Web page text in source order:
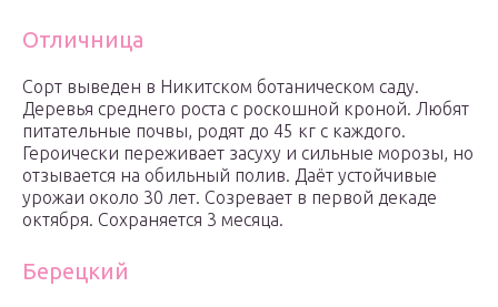
Отличница
Сорт выведен в Никитском ботаническом саду.
Деревья среднего роста с роскошной кроной. Любят
питательные почвы, родят до 45 кг с каждого.
Героически переживает засуху и сильные морозы, но
отзывается на обильный полив. Даёт устойчивые
урожаи около 30 лет. Созревает в первой декаде
октября. Сохраняется 3 месяца.
Берецкий